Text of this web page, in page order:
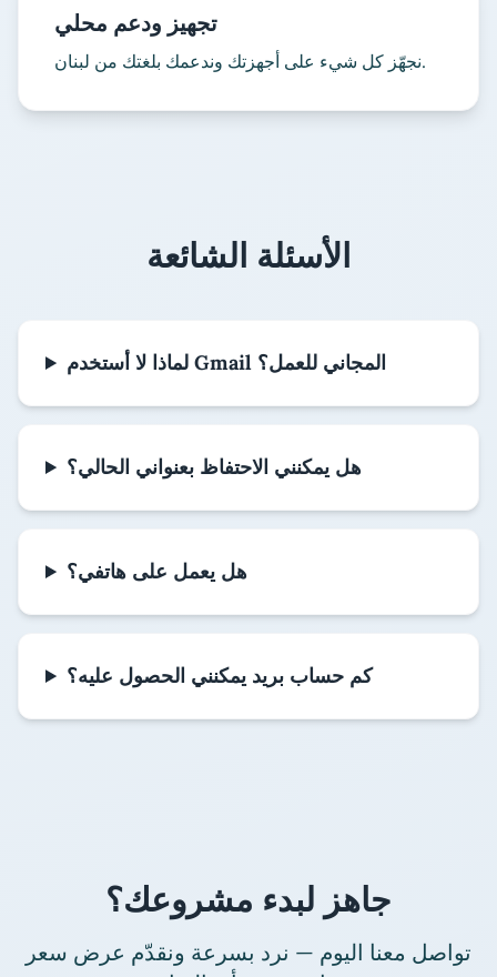
تجهيز ودعم محلي
نجهّز كل شيء على أجهزتك وندعمك بلغتك من لبنان.
الأسئلة الشائعة
لماذا لا أستخدم Gmail المجاني للعمل؟
هل يمكنني الاحتفاظ بعنواني الحالي؟
هل يعمل على هاتفي؟
كم حساب بريد يمكنني الحصول عليه؟
جاهز لبدء مشروعك؟
تواصل معنا اليوم — نرد بسرعة ونقدّم عرض سعر